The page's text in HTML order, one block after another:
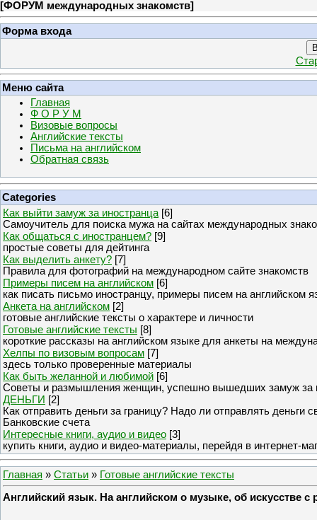
[ФОРУМ международных знакомств]
Форма входа
Меню сайта
Главная
Ф О Р У М
Визовые вопросы
Английские тексты
Письма на английском
Обратная связь
Categories
Как выйти замуж за иностранца [6]
Самоучитель для поиска мужа на сайтах международных
Как общаться с иностранцем? [9]
простые советы для дейтинга
Как выделить анкету? [7]
Правила для фотографий на международном сайте знакомств
Примеры писем на английском [6]
как писать письмо иностранцу, примеры писем на английском
Анкета на английском [2]
готовые английские тексты о характере и личности
Готовые английские тексты [8]
короткие рассказы на английском языке для анкеты на
Хелпы по визовым вопросам [7]
здесь только проверенные материалы
Как быть желанной и любимой [6]
Советы и размышления женщин, успешно вышедших замуж за
ДЕНЬГИ [2]
Как отправить деньги за границу? Надо ли отправлять деньги
Банковские счета
Интересные книги, аудио и видео [3]
купить книги, аудио и видео-материалы, перейдя в интернет-
Главная » Статьи » Готовые английские тексты
Английский язык. На английском о музыке, об искусстве с